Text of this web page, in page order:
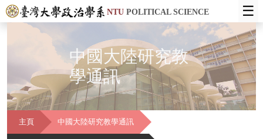
NTUPOLITICAL SCIENCE ☰
中國大陸研究教
學通訊
主頁 中國大陸研究教學通訊